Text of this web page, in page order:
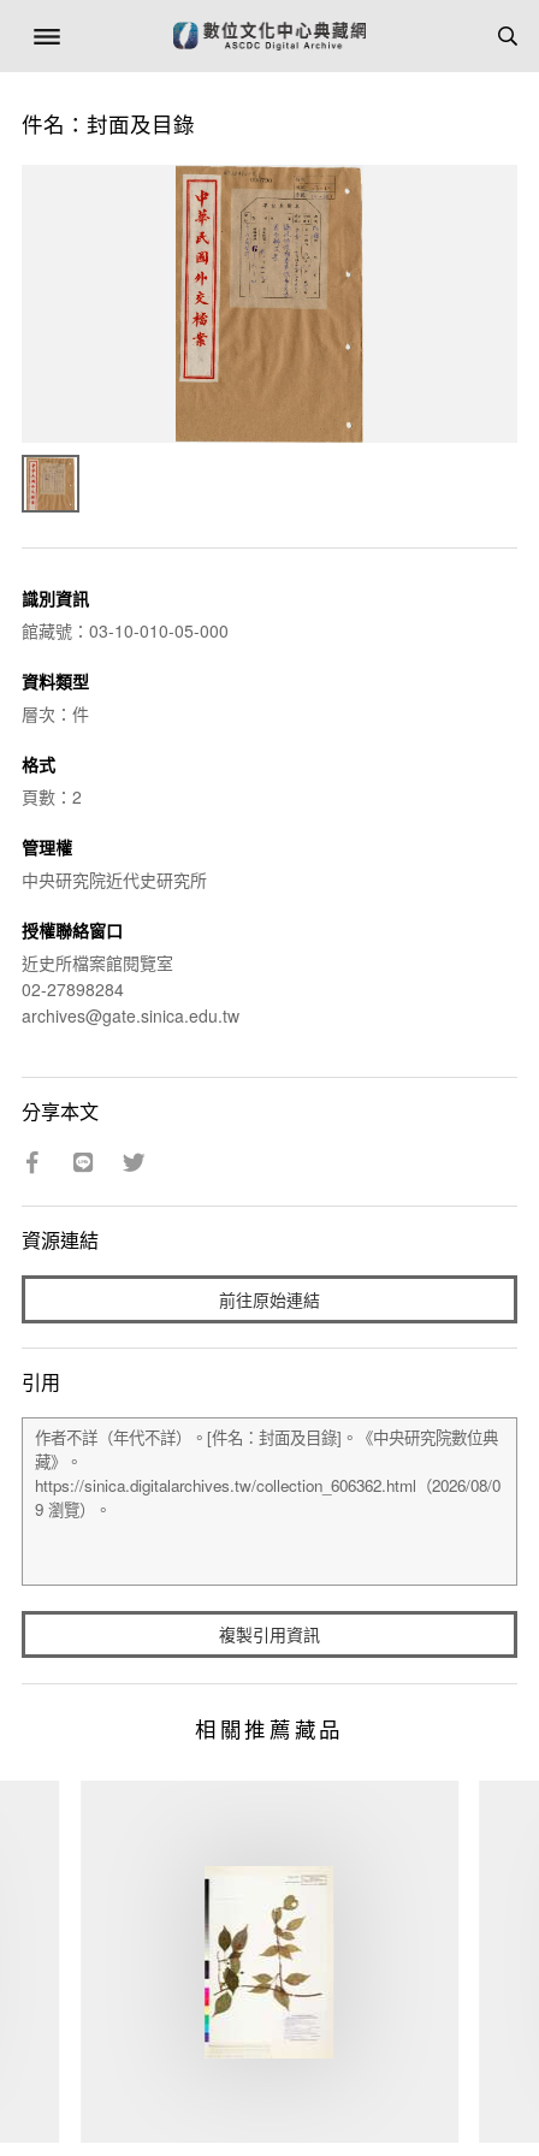
件名：封面及目錄
識別資訊
館藏號：03-10-010-05-000
資料類型
層次：件
格式
頁數：2
管理權
中央研究院近代史研究所
授權聯絡窗口
近史所檔案館閱覽室
02-27898284
archives@gate.sinica.edu.tw
分享本文
資源連結
前往原始連結
引用
複製引用資訊
相關推薦藏品